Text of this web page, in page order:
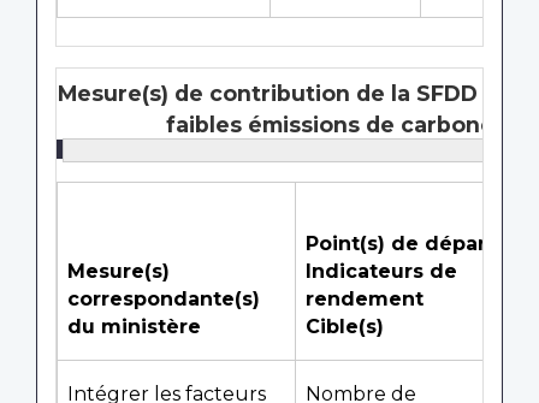
Mesure(s) de contribution de la SFDD :
faibles émissions de carbone au
Mesure(s)
correspondante(s)
du ministère
Point(s) de départ
Indicateurs de
rendement
Cible(s)
Intégrer les facteurs
Nombre de